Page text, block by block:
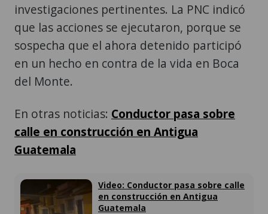
investigaciones pertinentes. La PNC indicó
que las acciones se ejecutaron, porque se
sospecha que el ahora detenido participó
en un hecho en contra de la vida en Boca
del Monte.
En otras noticias: Conductor pasa sobre
calle en construcción en Antigua
Guatemala
Video: Conductor pasa sobre calle
en construcción en Antigua
Guatemala